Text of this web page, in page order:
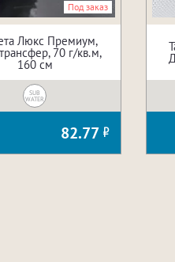
Под заказ
Люкс Премиум,
70 г/кв.м,
160 см
SUB
WATER
82.77